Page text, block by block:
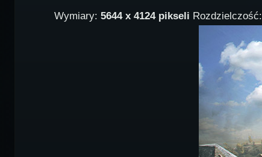
Wymiary: 5644 x 4124 pikseli Rozdzielczość: